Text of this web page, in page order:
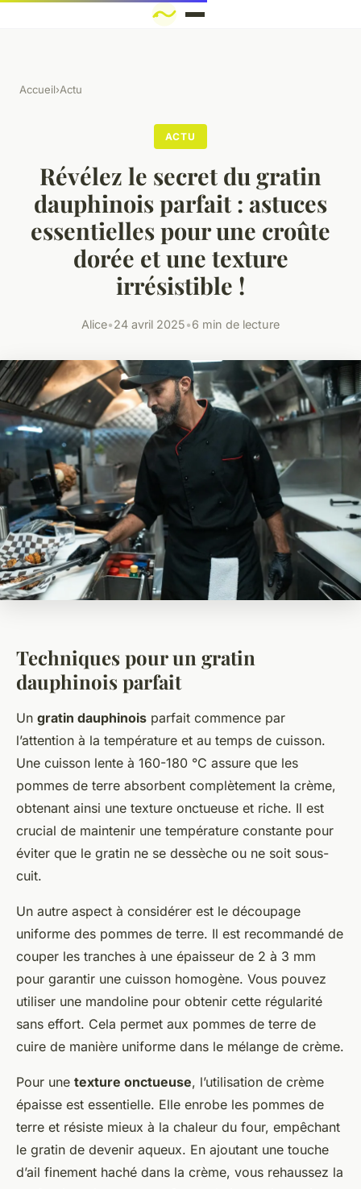
Accueil›Actu
ACTU
Révélez le secret du gratin
dauphinois parfait : astuces
essentielles pour une croûte
dorée et une texture
irrésistible !
Alice•24 avril 2025•6 min de lecture
Techniques pour un gratin
dauphinois parfait
Un gratin dauphinois parfait commence par
l’attention à la température et au temps de cuisson.
Une cuisson lente à 160-180 °C assure que les
pommes de terre absorbent complètement la crème,
obtenant ainsi une texture onctueuse et riche. Il est
crucial de maintenir une température constante pour
éviter que le gratin ne se dessèche ou ne soit sous-
cuit.
Un autre aspect à considérer est le découpage
uniforme des pommes de terre. Il est recommandé de
couper les tranches à une épaisseur de 2 à 3 mm
pour garantir une cuisson homogène. Vous pouvez
utiliser une mandoline pour obtenir cette régularité
sans effort. Cela permet aux pommes de terre de
cuire de manière uniforme dans le mélange de crème.
Pour une texture onctueuse, l’utilisation de crème
épaisse est essentielle. Elle enrobe les pommes de
terre et résiste mieux à la chaleur du four, empêchant
le gratin de devenir aqueux. En ajoutant une touche
d’ail finement haché dans la crème, vous rehaussez la